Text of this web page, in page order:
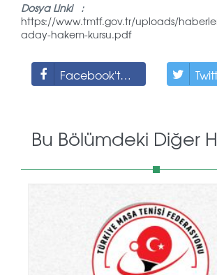
Dosya Linki :
https://www.tmtf.gov.tr/uploads/
aday-hakem-kursu.pdf
Facebook'ta Paylaş
Bu Bölümdeki Diğer